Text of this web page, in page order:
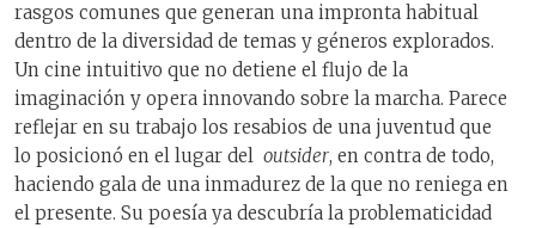
rasgos comunes que generan una impronta habitual
dentro de la diversidad de temas y géneros explorados.
Un cine intuitivo que no detiene el flujo de la
imaginación y opera innovando sobre la marcha. Parece
reflejar en su trabajo los resabios de una juventud que
lo posicionó en el lugar del outsider, en contra de todo,
haciendo gala de una inmadurez de la que no reniega en
el presente. Su poesía ya descubría la problematicidad